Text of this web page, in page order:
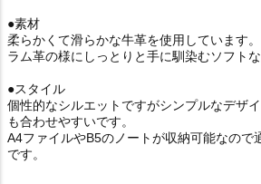
●素材
柔らかくて滑らかな牛革を使用しています。
ラム革の様にしっとりと手に馴染むソフトな
●スタイル
個性的なシルエットですがシンプルなデザ
も合わせやすいです。
A4ファイルやB5のノートが収納可能なので
です。